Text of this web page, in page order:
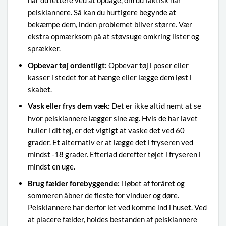
pelsklannere. Så kan du hurtigere begynde at
bekæmpe dem, inden problemet bliver større. Vær
ekstra opmærksom på at støvsuge omkring lister og
sprækker.
Opbevar tøj ordentligt: Opbevar tøj i poser eller
kasser i stedet for at hænge eller lægge dem løst i
skabet.
Vask eller frys dem væk: Det er ikke altid nemt at se
hvor pelsklannere lægger sine æg. Hvis de har lavet
huller i dit tøj, er det vigtigt at vaske det ved 60
grader. Et alternativ er at lægge det i fryseren ved
mindst -18 grader. Efterlad derefter tøjet i fryseren i
mindst en uge.
Brug fælder forebyggende: i løbet af foråret og
sommeren åbner de fleste for vinduer og døre.
Pelsklannere har derfor let ved komme ind i huset. Ved
at placere fælder, holdes bestanden af pelsklannere